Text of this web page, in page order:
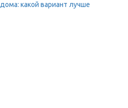
какой вариант лучше